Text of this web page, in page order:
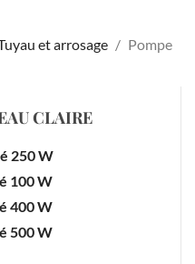
et arrosage
Pompe
CLAIRE
250 W
100 W
400 W
500 W